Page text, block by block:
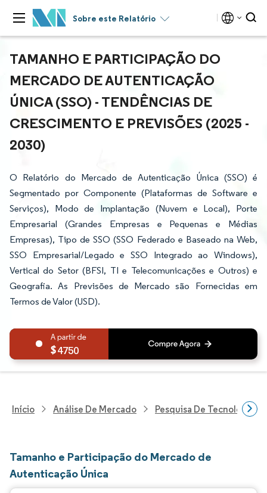
Sobre este Relatório
TAMANHO E PARTICIPAÇÃO DO
MERCADO DE AUTENTICAÇÃO
ÚNICA (SSO) - TENDÊNCIAS DE
CRESCIMENTO E PREVISÕES (2025 -
2030)
O Relatório do Mercado de Autenticação Única (SSO) é
Segmentado por Componente (Plataformas de Software e
Serviços), Modo de Implantação (Nuvem e Local), Porte
Empresarial (Grandes Empresas e Pequenas e Médias
Empresas), Tipo de SSO (SSO Federado e Baseado na Web,
SSO Empresarial/Legado e SSO Integrado ao Windows),
Vertical do Setor (BFSI, TI e Telecomunicações e Outros) e
Geografia. As Previsões de Mercado são Fornecidas em
Termos de Valor (USD).
4750
Início Análise De Mercado Pesquisa De Tecnologia,
Tamanho e Participação do Mercado de
Autenticação Única